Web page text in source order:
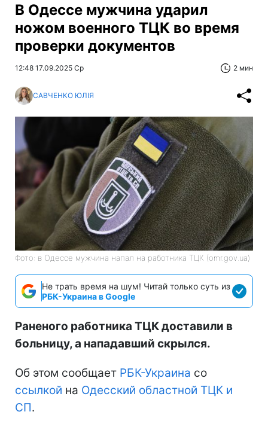
В Одессе мужчина ударил
ножом военного ТЦК во время
проверки документов
12:48 17.09.2025 Ср 2 мин
САВЧЕНКО ЮЛІЯ
Фото: в Одессе мужчина напал на работника ТЦК (omr.gov.ua)
Не трать время на шум! Читай только суть из
РБК-Украина в Google
Раненого работника ТЦК доставили в
больницу, а нападавший скрылся.
Об этом сообщает РБК-Украина со
ссылкой на Одесский областной ТЦК и
СП.